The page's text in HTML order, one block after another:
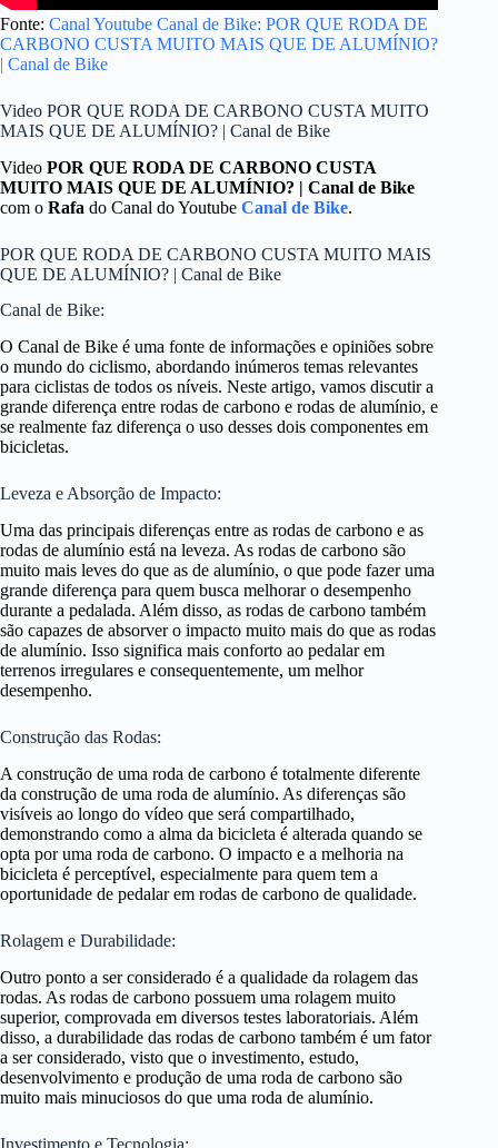
Fonte: Canal Youtube Canal de Bike: POR QUE RODA DE
CARBONO CUSTA MUITO MAIS QUE DE ALUMÍNIO?
| Canal de Bike
Video POR QUE RODA DE CARBONO CUSTA MUITO
MAIS QUE DE ALUMÍNIO? | Canal de Bike
Video POR QUE RODA DE CARBONO CUSTA
MUITO MAIS QUE DE ALUMÍNIO? | Canal de Bike
com o Rafa do Canal do Youtube Canal de Bike.
POR QUE RODA DE CARBONO CUSTA MUITO MAIS
QUE DE ALUMÍNIO? | Canal de Bike
Canal de Bike:
O Canal de Bike é uma fonte de informações e opiniões sobre
o mundo do ciclismo, abordando inúmeros temas relevantes
para ciclistas de todos os níveis. Neste artigo, vamos discutir a
grande diferença entre rodas de carbono e rodas de alumínio, e
se realmente faz diferença o uso desses dois componentes em
bicicletas.
Leveza e Absorção de Impacto:
Uma das principais diferenças entre as rodas de carbono e as
rodas de alumínio está na leveza. As rodas de carbono são
muito mais leves do que as de alumínio, o que pode fazer uma
grande diferença para quem busca melhorar o desempenho
durante a pedalada. Além disso, as rodas de carbono também
são capazes de absorver o impacto muito mais do que as rodas
de alumínio. Isso significa mais conforto ao pedalar em
terrenos irregulares e consequentemente, um melhor
desempenho.
Construção das Rodas:
A construção de uma roda de carbono é totalmente diferente
da construção de uma roda de alumínio. As diferenças são
visíveis ao longo do vídeo que será compartilhado,
demonstrando como a alma da bicicleta é alterada quando se
opta por uma roda de carbono. O impacto e a melhoria na
bicicleta é perceptível, especialmente para quem tem a
oportunidade de pedalar em rodas de carbono de qualidade.
Rolagem e Durabilidade:
Outro ponto a ser considerado é a qualidade da rolagem das
rodas. As rodas de carbono possuem uma rolagem muito
superior, comprovada em diversos testes laboratoriais. Além
disso, a durabilidade das rodas de carbono também é um fator
a ser considerado, visto que o investimento, estudo,
desenvolvimento e produção de uma roda de carbono são
muito mais minuciosos do que uma roda de alumínio.
Investimento e Tecnologia: